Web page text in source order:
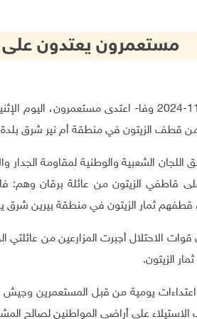
مستعمرون يعتدون على
الخليل 4-11-2024 وفا- اعتدى
من قطف الزيتون في منطقة أم نير شرق
اللجان الشعبية والوطنية لمقاومة
قاطفي الزيتون من عائلة برقان وهم:
قطفهم ثمار الزيتون في منطقة بيرين شرق
الاحتلال أجبرت المزارعين من عائلتي
الزيتون.
اعتداءات يومية من قبل المستعمرين وجيش
على أراضي المواطنين لصالح